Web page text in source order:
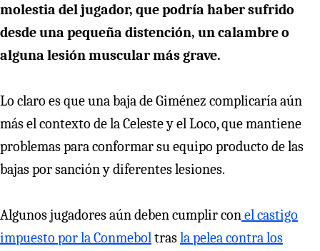
molestia del jugador, que podría haber sufrido
desde una pequeña distención, un calambre o
alguna lesión muscular más grave.
Lo claro es que una baja de Giménez complicaría aún
más el contexto de la Celeste y el Loco, que mantiene
problemas para conformar su equipo producto de las
bajas por sanción y diferentes lesiones.
Algunos jugadores aún deben cumplir conel castigo
impuesto por la Conmeboltrasla pelea contra los